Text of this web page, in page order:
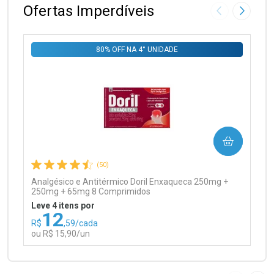
Ofertas Imperdíveis Imagem
(50)
Analgésico e Antitérmico Doril Enxaqueca 250mg +
250mg + 65mg 8 Comprimidos
80% OFF NA 4° UNIDADE
Leve 4 itens por
R$12,59/cada
ou R$ 15,90/un
COMPRAR